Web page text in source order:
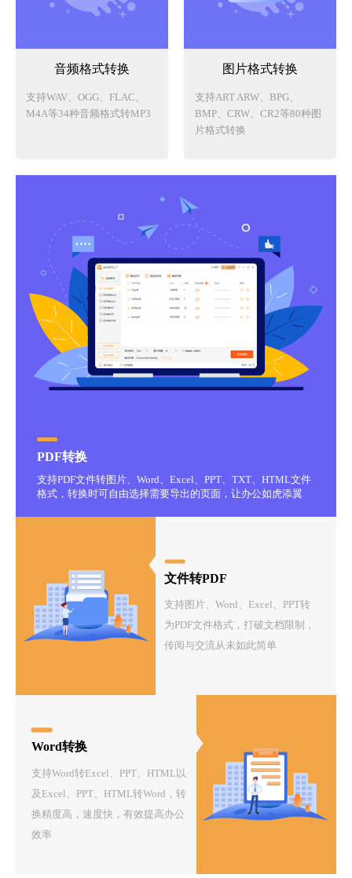
音频格式转换
支持WAV、OGG、FLAC、
M4A等34种音频格式转MP3
图片格式转换
支持ART ARW、BPG、
BMP、CRW、CR2等80种图
片格式转换
PDF转换
支持PDF文件转图片、Word、Excel、PPT、TXT、HTML文件
格式，转换时可自由选择需要导出的页面，让办公如虎添翼
文件转PDF
支持图片、Word、Excel、PPT转
为PDF文件格式，打破文档限制，
传阅与交流从未如此简单
Word转换
支持Word转Excel、PPT、HTML以
及Excel、PPT、HTML转Word，转
换精度高，速度快，有效提高办公
效率